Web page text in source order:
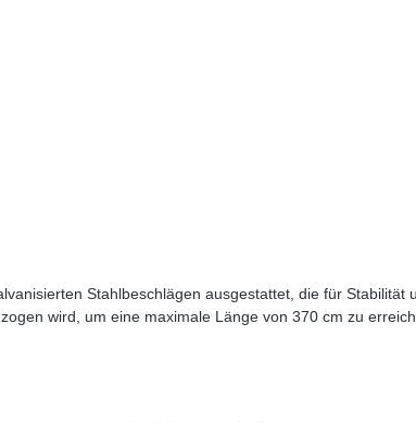
Stahlbeschlägen ausgestattet, die für
wird, um eine maximale Länge von 370 cm zu